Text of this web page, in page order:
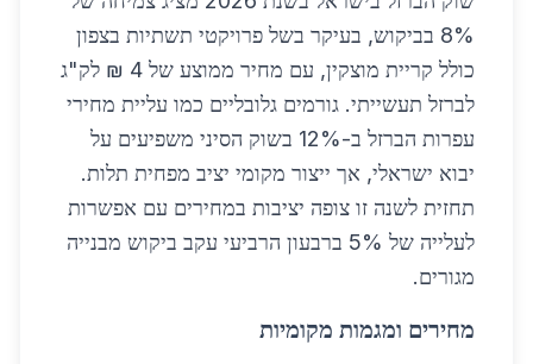
8% בביקוש, בעיקר בשל פרויקטי תשתיות בצפון
כולל קריית מוצקין, עם מחיר ממוצע של 4 ₪ לק"ג
לברזל תעשייתי. גורמים גלובליים כמו עליית מחירי
עפרות הברזל ב-12% בשוק הסיני משפיעים על
יבוא ישראלי, אך ייצור מקומי יציב מפחית תלות.
תחזית לשנה זו צופה יציבות במחירים עם אפשרות
לעלייה של 5% ברבעון הרביעי עקב ביקוש מבנייה
מגורים.
מחירים ומגמות מקומיות